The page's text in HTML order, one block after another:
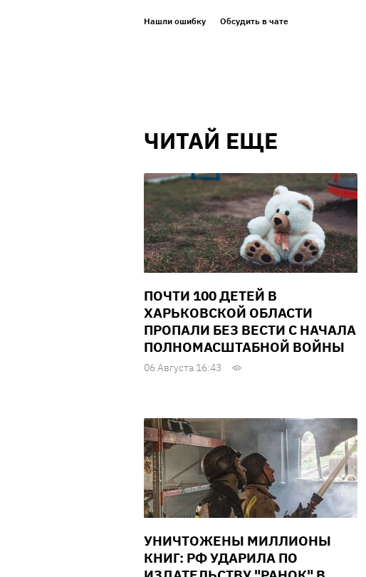
Нашли ошибку Обсудить в чате
ЧИТАЙ ЕЩЕ
ПОЧТИ 100 ДЕТЕЙ В
ХАРЬКОВСКОЙ ОБЛАСТИ
ПРОПАЛИ БЕЗ ВЕСТИ С НАЧАЛА
ПОЛНОМАСШТАБНОЙ ВОЙНЫ
06 Августа 16:43
УНИЧТОЖЕНЫ МИЛЛИОНЫ
КНИГ: РФ УДАРИЛА ПО